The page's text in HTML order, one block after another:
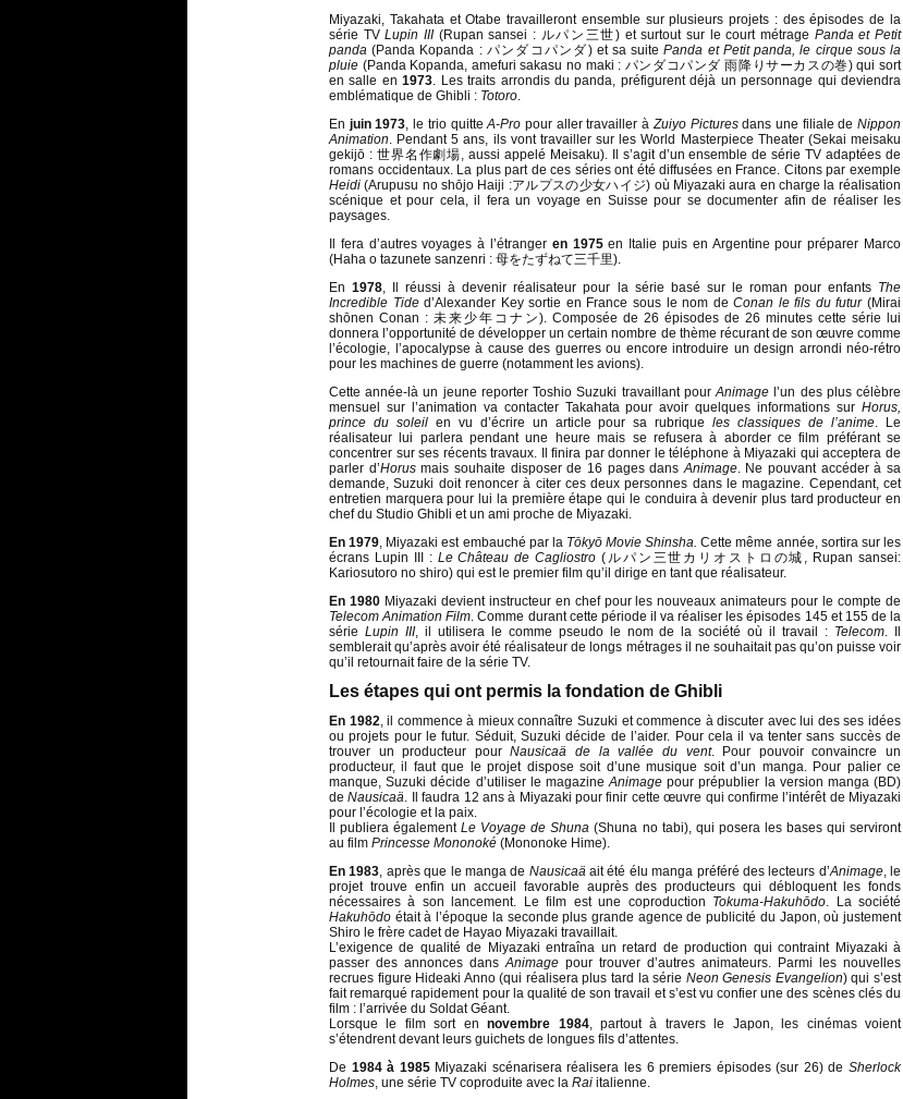
Miyazaki, Takahata et Otabe travailleront ensemble sur plusieurs projets : des épisodes de la
série TVLupin III(Rupan sansei : ルパン三世) et surtout sur le court métrage Panda et Petit
panda (Panda Kopanda : パンダコパンダ) et sa suitePanda et Petit panda, le cirque sous la
pluie (Panda Kopanda, amefuri sakasu no maki : パンダコパンダ 雨降りサーカスの巻) qui sort
en salle en1973. Les traits arrondis du panda, préfigurent déjà un personnage qui deviendra
emblématique de Ghibli : Totoro.
En juin 1973, le trio quitteA-Pro pour aller travailler àZuiyo Picturesdans une filiale deNippon
Animation. Pendant 5 ans, ils vont travailler sur les World Masterpiece Theater (Sekai meisaku
gekijō : 世界名作劇場, aussi appelé Meisaku). Il s’agit d’un ensemble de série TV adaptées de
romans occidentaux. La plus part de ces séries ont été diffusées en France. Citons par exemple
Heidi (Arupusu no shōjo Haiji :アルプスの少女ハイジ) où Miyazaki aura en charge la réalisation
scénique et pour cela, il fera un voyage en Suisse pour se documenter afin de réaliser les
paysages.
Il fera d’autres voyages à l’étranger en 1975en Italie puis en Argentine pour préparer Marco
(Haha o tazunete sanzenri : 母をたずねて三千里).
En1978, Il réussi à devenir réalisateur pour la série basé sur le roman pour enfants The
Incredible Tided’Alexander Key sortie en France sous le nom deConan le fils du futur(Mirai
shōnen Conan : 未来少年コナン). Composée de 26 épisodes de 26 minutes cette série lui
donnera l’opportunité de développer un certain nombre de thème récurant de son œuvre comme
l’écologie, l’apocalypse à cause des guerres ou encore introduire un design arrondi néo-rétro
pour les machines de guerre (notamment les avions).
Cette année-là un jeune reporter Toshio Suzuki travaillant pourAnimage l’un des plus célèbre
mensuel sur l’animation va contacter Takahata pour avoir quelques informations sur Horus,
prince du soleilen vu d’écrire un article pour sa rubriqueles classiques de l’anime. Le
réalisateur lui parlera pendant une heure mais se refusera à aborder ce film préférant se
concentrer sur ses récents travaux. Il finira par donner le téléphone à Miyazaki qui acceptera de
parler d’Horusmais souhaite disposer de 16 pages dansAnimage. Ne pouvant accéder à sa
demande, Suzuki doit renoncer à citer ces deux personnes dans le magazine. Cependant, cet
entretien marquera pour lui la première étape qui le conduira à devenir plus tard producteur en
chef du Studio Ghibli et un ami proche de Miyazaki.
En 1979, Miyazaki est embauché par la Tōkyō Movie Shinsha.Cette même année, sortira sur les
écrans Lupin III : Le Château de Cagliostro (ルパン三世カリオストロの城, Rupan sansei:
Kariosutoro no shiro) qui est le premier film qu’il dirige en tant que réalisateur.
En 1980Miyazaki devient instructeur en chef pour les nouveaux animateurs pour le compte de
Telecom Animation Film. Comme durant cette période il va réaliser les épisodes 145 et 155 de la
série Lupin III, il utilisera le comme pseudo le nom de la société où il travail : Telecom. Il
semblerait qu’après avoir été réalisateur de longs métrages il ne souhaitait pas qu’on puisse voir
qu’il retournait faire de la série TV.
Les étapes qui ont permis la fondation de Ghibli
En 1982, il commence à mieux connaître Suzuki et commence à discuter avec lui des ses idées
ou projets pour le futur. Séduit, Suzuki décide de l’aider. Pour cela il va tenter sans succès de
trouver un producteur pourNausicaä de la vallée du vent. Pour pouvoir convaincre un
producteur, il faut que le projet dispose soit d’une musique soit d’un manga. Pour palier ce
manque, Suzuki décide d’utiliser le magazineAnimage pour prépublier la version manga (BD)
deNausicaä. Il faudra 12 ans à Miyazaki pour finir cette œuvre qui confirme l’intérêt de Miyazaki
pour l’écologie et la paix.
Il publiera égalementLe Voyage de Shuna (Shuna no tabi), qui posera les bases qui serviront
au film Princesse Mononoké (Mononoke Hime).
En 1983, après que le manga de Nausicaäait été élu manga préféré des lecteurs d’Animage, le
projet trouve enfin un accueil favorable auprès des producteurs qui débloquent les fonds
nécessaires à son lancement. Le film est une coproduction Tokuma-Hakuhōdo. La société
Hakuhōdo était à l’époque la seconde plus grande agence de publicité du Japon, où justement
Shiro le frère cadet de Hayao Miyazaki travaillait.
L’exigence de qualité de Miyazaki entraîna un retard de production qui contraint Miyazaki à
passer des annonces dansAnimage pour trouver d’autres animateurs. Parmi les nouvelles
recrues figure Hideaki Anno (qui réalisera plus tard la série Neon Genesis Evangelion) qui s’est
fait remarqué rapidement pour la qualité de son travail et s’est vu confier une des scènes clés du
film : l’arrivée du Soldat Géant.
Lorsque le film sort ennovembre 1984, partout à travers le Japon, les cinémas voient
s’étendrent devant leurs guichets de longues fils d’attentes.
De 1984 à 1985Miyazaki scénarisera réalisera les 6 premiers épisodes (sur 26) deSherlock
Holmes, une série TV coproduite avec la Rai italienne.